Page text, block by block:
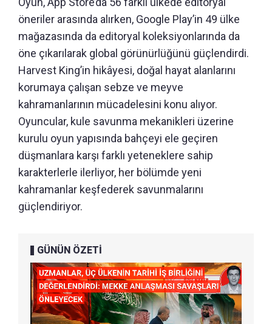
öneriler arasında alırken, Google Play’in 49 ülke
mağazasında da editoryal koleksiyonlarında da
öne çıkarılarak global görünürlüğünü güçlendirdi.
Harvest King’in hikâyesi, doğal hayat alanlarını
korumaya çalışan sebze ve meyve
kahramanlarının mücadelesini konu alıyor.
Oyuncular, kule savunma mekanikleri üzerine
kurulu oyun yapısında bahçeyi ele geçiren
düşmanlara karşı farklı yeteneklere sahip
karakterlerle ilerliyor, her bölümde yeni
kahramanlar keşfederek savunmalarını
güçlendiriyor.
GÜNÜN ÖZETİ